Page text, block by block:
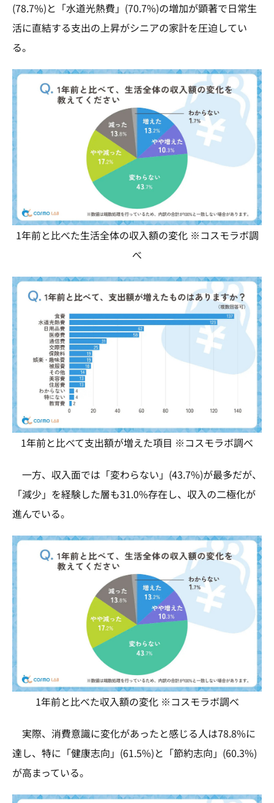
(78.7%)と「水道光熱費」(70.7%)の増加が顕著で日常生
活に直結する支出の上昇がシニアの家計を圧迫してい
る。
1年前と比べた生活全体の収入額の変化 ※コスモラボ調
べ
1年前と比べて支出額が増えた項目 ※コスモラボ調べ
一方、収入面では「変わらない」(43.7%)が最多だが、
「減少」を経験した層も31.0%存在し、収入の二極化が
進んでいる。
1年前と比べた収入額の変化 ※コスモラボ調べ
実際、消費意識に変化があったと感じる人は78.8%に
達し、特に「健康志向」(61.5%)と「節約志向」(60.3%)
が高まっている。